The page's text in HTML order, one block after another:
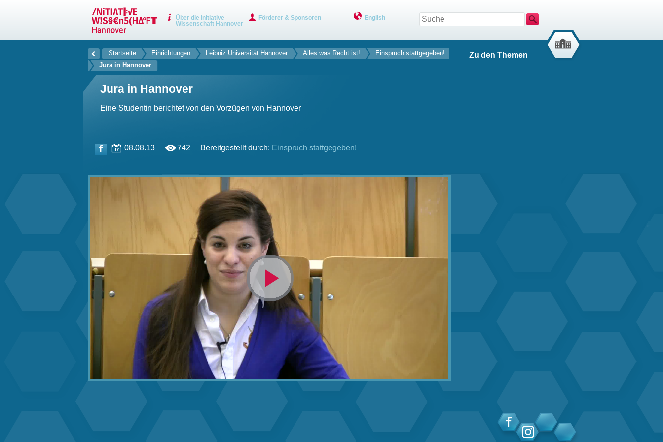
Über die Initiative
Wissenschaft Hannover
Förderer & Sponsoren English
Zu den Themen
Startseite Einrichtungen Leibniz Universität Hannover Alles was Recht ist!
Einspruch stattgegeben!
Jura in Hannover
Jura in Hannover
Eine Studentin berichtet von den Vorzügen von Hannover
08.08.13 742 Bereitgestellt durch: Einspruch stattgegeben!
Video
abspielen